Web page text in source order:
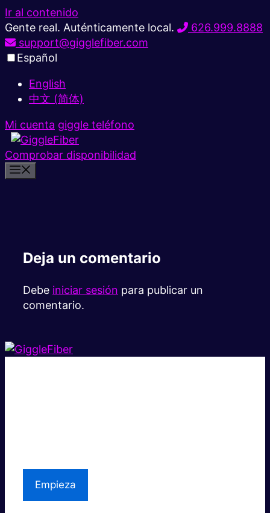
Ir al contenido
Gente real. Auténticamente local.
626.999.8888
support@gigglefiber.com
Español
English
中文 (简体)
Mi cuenta giggle teléfono
Comprobar disponibilidad
Deja un comentario
Debe iniciar sesión para publicar un
comentario.
Empieza